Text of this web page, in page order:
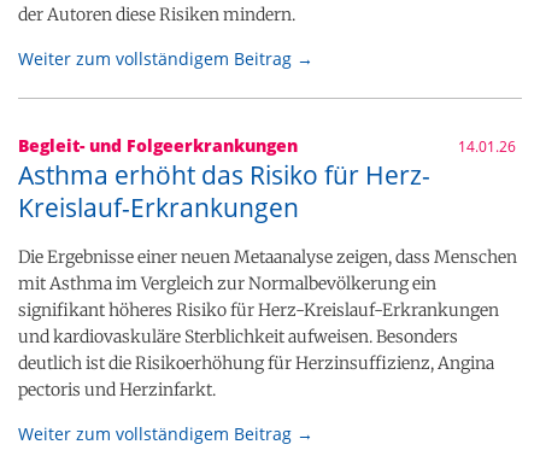
der Autoren diese Risiken mindern.
Weiter zum vollständigem Beitrag →
Begleit- und Folgeerkrankungen 14.01.26
Asthma erhöht das Risiko für Herz-
Kreislauf-Erkrankungen
Die Ergebnisse einer neuen Metaanalyse zeigen, dass Menschen
mit Asthma im Vergleich zur Normalbevölkerung ein
signifikant höheres Risiko für Herz-Kreislauf-Erkrankungen
und kardiovaskuläre Sterblichkeit aufweisen. Besonders
deutlich ist die Risikoerhöhung für Herzinsuffizienz, Angina
pectoris und Herzinfarkt.
Weiter zum vollständigem Beitrag →